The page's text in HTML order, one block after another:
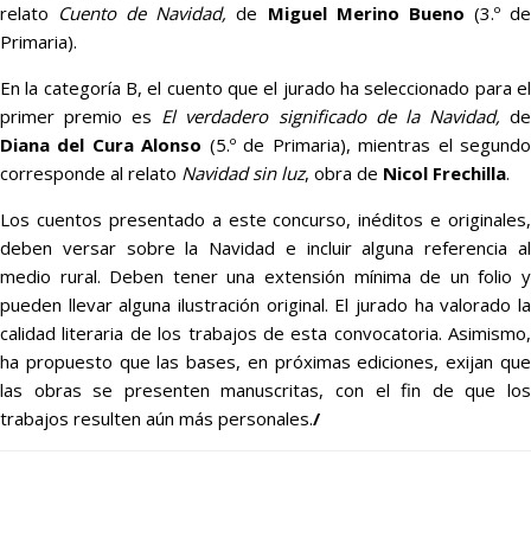
relato Cuento de Navidad,de Miguel Merino Bueno (3.º de
Primaria).
En la categoría B, el cuento que el jurado ha seleccionado para el
primer premio es El verdadero significado de la Navidad,de
Diana del Cura Alonso (5.º de Primaria), mientras el segundo
corresponde al relato Navidad sin luz, obra de Nicol Frechilla.
Los cuentos presentado a este concurso, inéditos e originales,
deben versar sobre la Navidad e incluir alguna referencia al
medio rural. Deben tener una extensión mínima de un folio y
pueden llevar alguna ilustración original. El jurado ha valorado la
calidad literaria de los trabajos de esta convocatoria. Asimismo,
ha propuesto que las bases, en próximas ediciones, exijan que
las obras se presenten manuscritas, con el fin de que los
trabajos resulten aún más personales./